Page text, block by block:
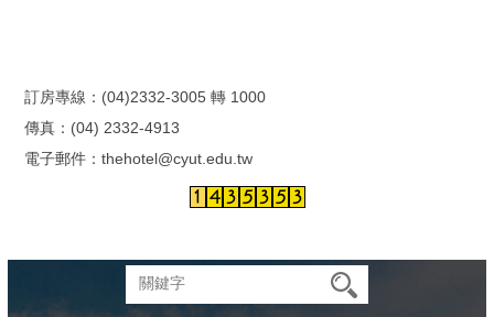
訂房專線：(04)2332-3005 轉 1000
傳真：(04) 2332-4913
電子郵件：thehotel@cyut.edu.tw